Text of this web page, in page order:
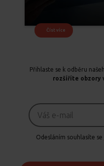
Číst více
Přihlaste se k odběru
rozšíříte obzory
Odesláním souhlasíte se